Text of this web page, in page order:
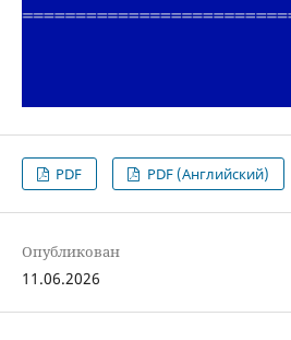
PDF PDF (Английский)
Опубликован
11.06.2026